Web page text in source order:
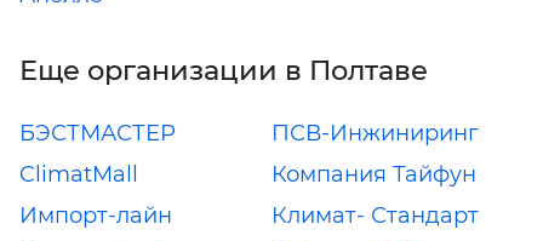
Еще организации в Полтаве
БЭСТМАСТЕР
ПСВ-Инжиниринг
ClimatMall
Компания Тайфун
Импорт-лайн
Климат- Стандарт